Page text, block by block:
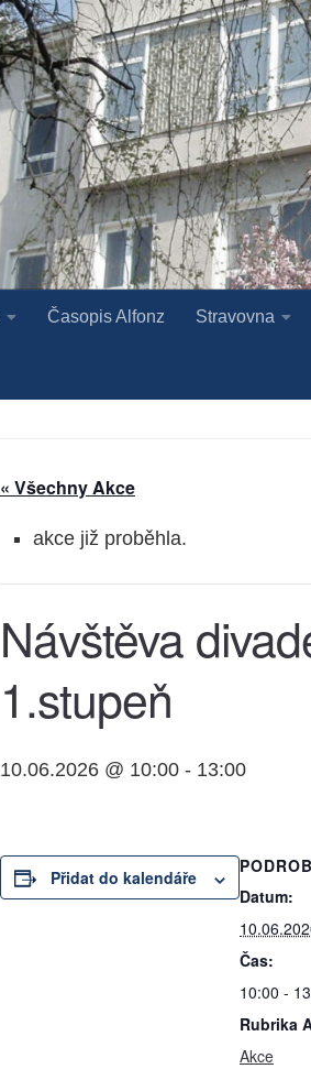
Časopis Alfonz Stravovna
« Všechny Akce
akce již proběhla.
Návštěva
1.stupeň
10.06.2026 @ 10:00 - 13:00
Přidat do kalendáře
Datum:
Čas:
10:00 -
Rubrika
Akce